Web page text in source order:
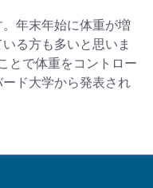
年末年始に体重が増
る方も多いと思いま
とで体重をコントロー
ド大学から発表され